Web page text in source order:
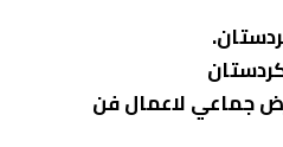
من 40 معرض جماعي لاعمال فن